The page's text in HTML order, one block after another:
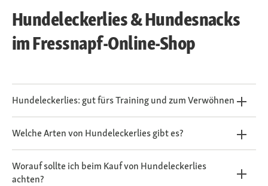
Hundeleckerlies & Hundesnacks
im Fressnapf-Online-Shop
Hundeleckerlies: gut fürs Training und zum Verwöhnen
Welche Arten von Hundeleckerlies gibt es?
Worauf sollte ich beim Kauf von Hundeleckerlies
achten?